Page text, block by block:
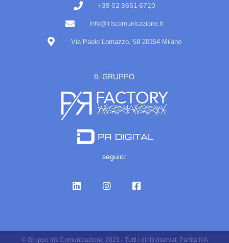
+39 02 3651 6720
info@iriscomunicazione.it
Via Paolo Lomazzo, 58 20154 Milano
IL GRUPPO
seguici:
© Gruppo Iris Comunicazione 2023 - Tutti i diritti riservati Partita IVA